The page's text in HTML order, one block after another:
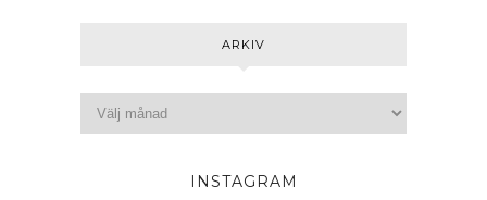
ARKIV
INSTAGRAM